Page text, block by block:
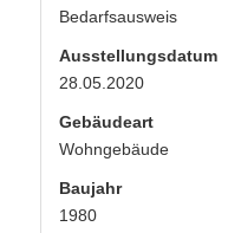
Bedarfs­ausweis
Ausstellungsdatum
28.05.2020
Gebäudeart
Wohngebäude
Baujahr
1980